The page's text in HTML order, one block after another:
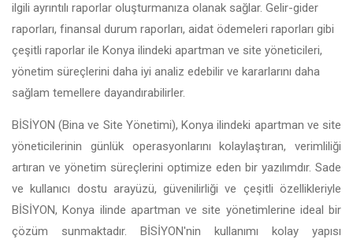
ilgili ayrıntılı raporlar oluşturmanıza olanak sağlar. Gelir-gider
raporları, finansal durum raporları, aidat ödemeleri raporları gibi
çeşitli raporlar ile Konya ilindeki apartman ve site yöneticileri,
yönetim süreçlerini daha iyi analiz edebilir ve kararlarını daha
sağlam temellere dayandırabilirler.
BİSİYON (Bina ve Site Yönetimi), Konya ilindeki apartman ve site
yöneticilerinin günlük operasyonlarını kolaylaştıran, verimliliği
artıran ve yönetim süreçlerini optimize eden bir yazılımdır. Sade
ve kullanıcı dostu arayüzü, güvenilirliği ve çeşitli özellikleriyle
BİSİYON, Konya ilinde apartman ve site yönetimlerine ideal bir
çözüm sunmaktadır. BİSİYON'nin kullanımı kolay yapısı